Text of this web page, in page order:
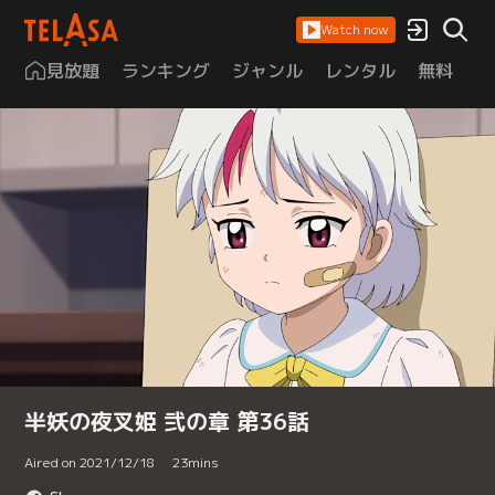
Watch now
見放題 ランキング ジャンル レンタル 無料
半妖の夜叉姫 弐の章 第36話
Aired on 2021/12/18 23mins